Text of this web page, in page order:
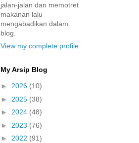
jalan-jalan dan memotret
makanan lalu
mengabadikan dalam
blog.
View my complete profile
My Arsip Blog
► 2026 (10)
► 2025 (38)
► 2024 (48)
► 2023 (76)
► 2022 (91)